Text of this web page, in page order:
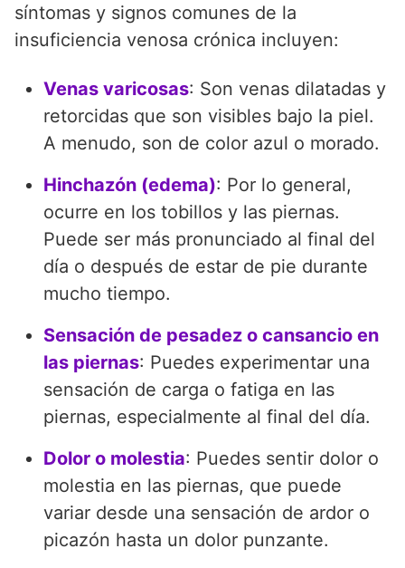
síntomas y signos comunes de la
insuficiencia venosa crónica incluyen:
Venas varicosas: Son venas dilatadas y
retorcidas que son visibles bajo la piel.
A menudo, son de color azul o morado.
Hinchazón (edema): Por lo general,
ocurre en los tobillos y las piernas.
Puede ser más pronunciado al final del
día o después de estar de pie durante
mucho tiempo.
Sensación de pesadez o cansancio en
las piernas: Puedes experimentar una
sensación de carga o fatiga en las
piernas, especialmente al final del día.
Dolor o molestia: Puedes sentir dolor o
molestia en las piernas, que puede
variar desde una sensación de ardor o
picazón hasta un dolor punzante.